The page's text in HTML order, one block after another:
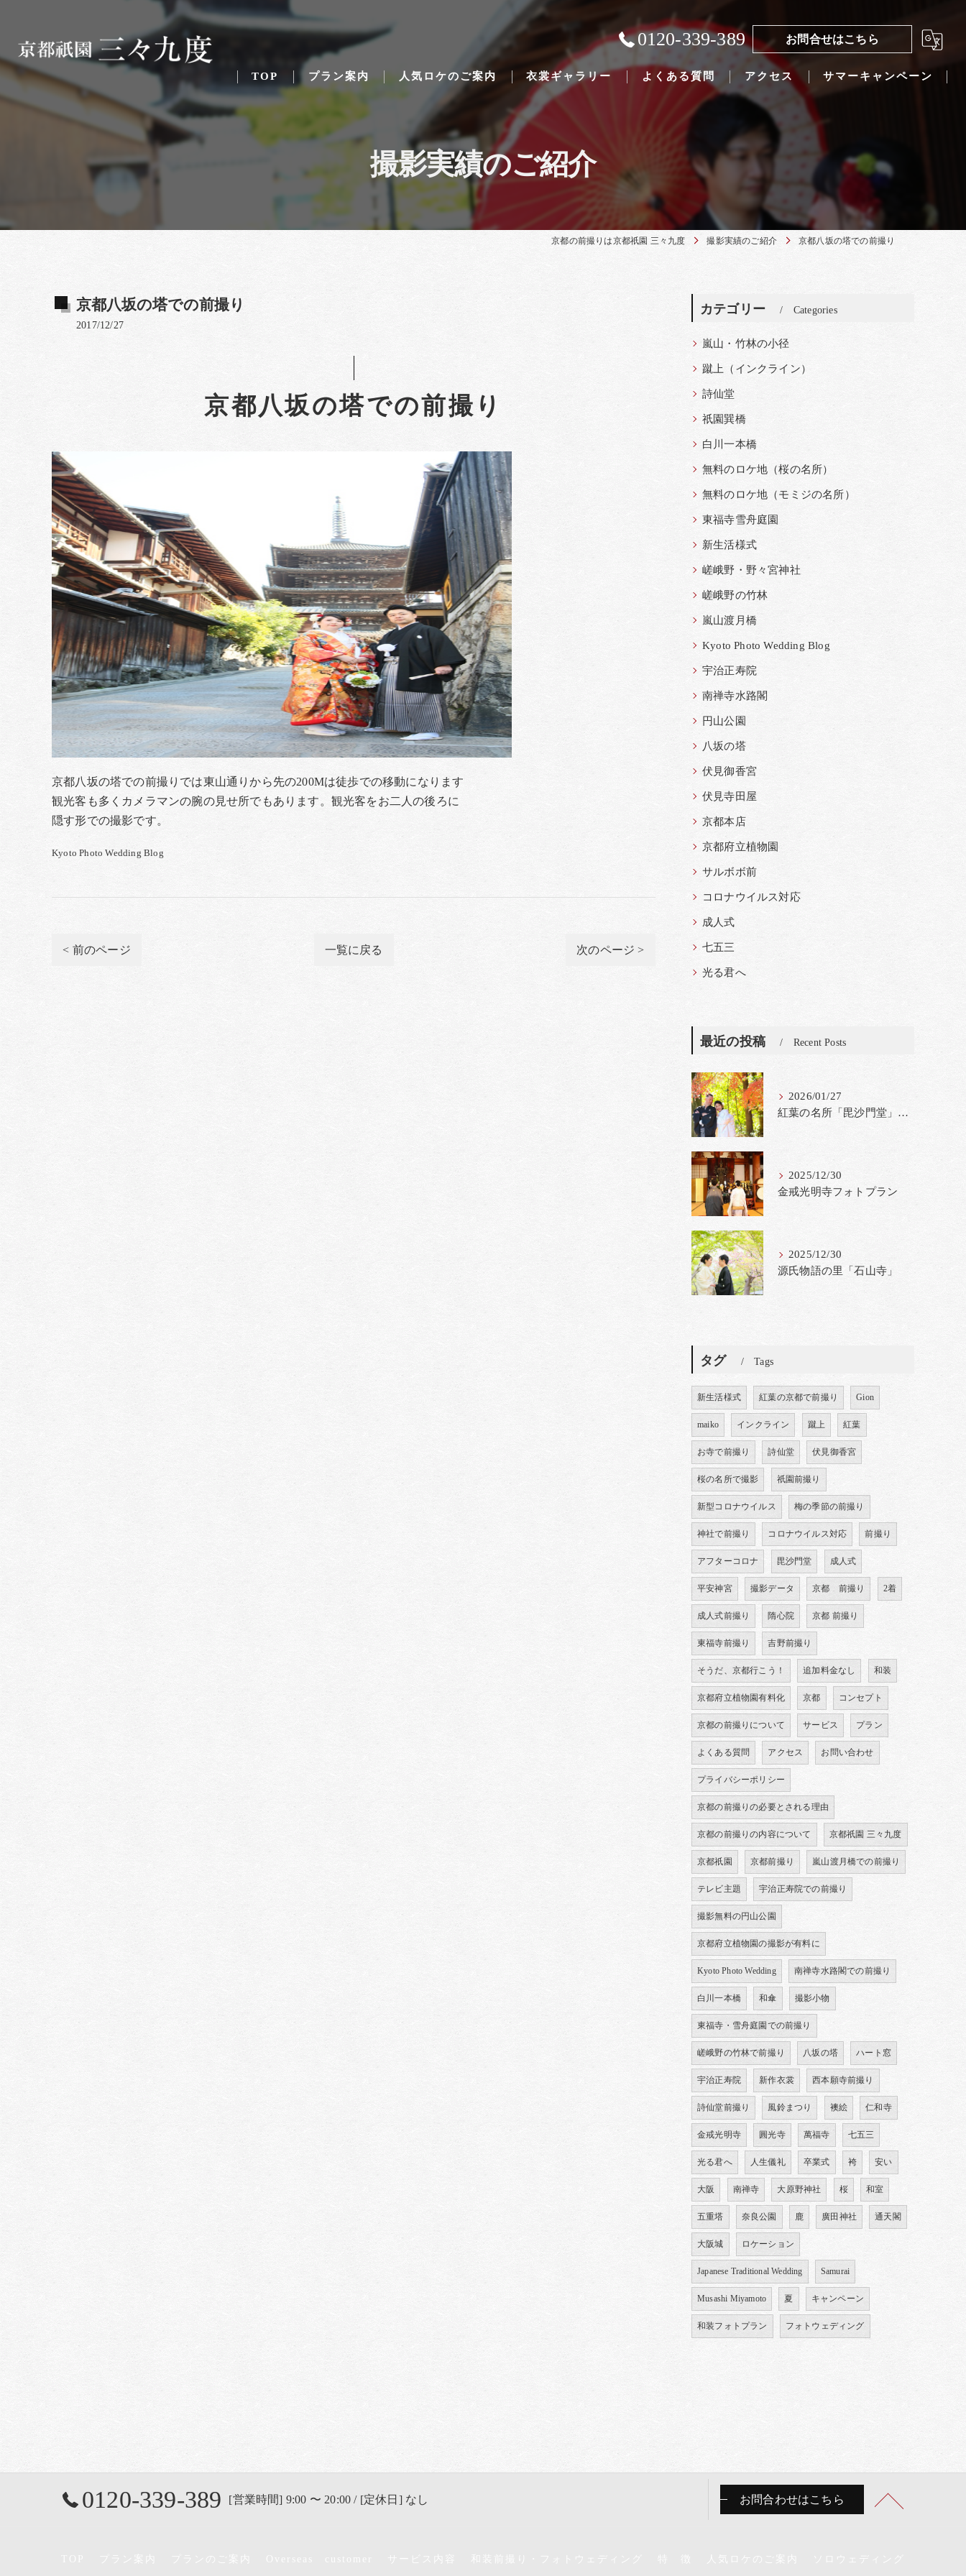
0120-339-389 お問合せはこちら
TOP プラン案内
Traditional Japanese weddings
人気ロケのご案内 衣裳ギャラリー よくある質問 アクセス サマーキャンペーン
撮影実績のご紹介
京都の前撮りは京都祇園 三々九度 撮影実績のご紹介 京都八坂の塔での前撮り
京都八坂の塔での前撮り
2017/12/27
京都八坂の塔での前撮り
京都八坂の塔での前撮りでは東山通りから先の200Mは徒歩での移動になります
観光客も多くカメラマンの腕の見せ所でもあります。観光客をお二人の後ろに
隠す形での撮影です。
Kyoto Photo Wedding Blog
< 前のページ 一覧に戻る 次のページ >
カテゴリー Categories
嵐山・竹林の小径
蹴上（インクライン）
詩仙堂
祇園巽橋
白川一本橋
無料のロケ地（桜の名所）
無料のロケ地（モミジの名所）
東福寺雪舟庭園
新生活様式
嵯峨野・野々宮神社
嵯峨野の竹林
嵐山渡月橋
Kyoto Photo Wedding Blog
宇治正寿院
南禅寺水路閣
円山公園
八坂の塔
伏見御香宮
伏見寺田屋
京都本店
京都府立植物園
サルボボ前
コロナウイルス対応
成人式
七五三
光る君へ
最近の投稿 Recent Posts
2026/01/27
紅葉の名所「毘沙門堂」撮影料金改定
2025/12/30
金戒光明寺フォトプラン
2025/12/30
源氏物語の里「石山寺」
タグ Tags
新生活様式 紅葉の京都で前撮り Gion
maiko インクライン 蹴上 紅葉
お寺で前撮り 詩仙堂 伏見御香宮
桜の名所で撮影 祇園前撮り
新型コロナウイルス 梅の季節の前撮り
神社で前撮り コロナウイルス対応 前撮り
アフターコロナ 毘沙門堂 成人式
平安神宮 撮影データ 京都 前撮り 2着
成人式前撮り 隋心院 京都 前撮り
東福寺前撮り 吉野前撮り
そうだ、京都行こう！ 追加料金なし 和装
京都府立植物園有料化 京都 コンセプト
京都の前撮りについて サービス プラン
よくある質問 アクセス お問い合わせ
プライバシーポリシー
京都の前撮りの必要とされる理由
京都の前撮りの内容について 京都祇園 三々九度
京都祇園 京都前撮り 嵐山渡月橋での前撮り
テレビ主題 宇治正寿院での前撮り
撮影無料の円山公園
京都府立植物園の撮影が有料に
Kyoto Photo Wedding 南禅寺水路閣での前撮り
白川一本橋 和傘 撮影小物
東福寺・雪舟庭園での前撮り
嵯峨野の竹林で前撮り 八坂の塔 ハート窓
宇治正寿院 新作衣裳 西本願寺前撮り
詩仙堂前撮り 風鈴まつり 襖絵 仁和寺
金戒光明寺 圓光寺 萬福寺 七五三
光る君へ 人生儀礼 卒業式 袴 安い
大阪 南禅寺 大原野神社 桜 和室
五重塔 奈良公園 鹿 廣田神社 通天閣
大阪城 ロケーション
Japanese Traditional Wedding Samurai
Musashi Miyamoto 夏 キャンペーン
和装フォトプラン フォトウェディング
0120-339-389 [営業時間] 9:00 〜 20:00 / [定休日] なし お問合わせはこちら